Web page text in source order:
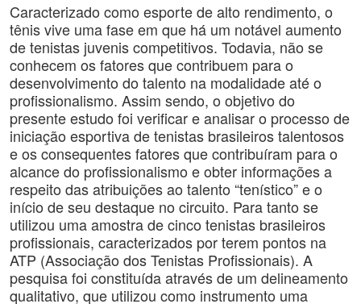
Caracterizado como esporte de alto rendimento, o
tênis vive uma fase em que há um notável aumento
de tenistas juvenis competitivos. Todavia, não se
conhecem os fatores que contribuem para o
desenvolvimento do talento na modalidade até o
profissionalismo. Assim sendo, o objetivo do
presente estudo foi verificar e analisar o processo de
iniciação esportiva de tenistas brasileiros talentosos
e os consequentes fatores que contribuíram para o
alcance do profissionalismo e obter informações a
respeito das atribuições ao talento “tenístico” e o
início de seu destaque no circuito. Para tanto se
utilizou uma amostra de cinco tenistas brasileiros
profissionais, caracterizados por terem pontos na
ATP (Associação dos Tenistas Profissionais). A
pesquisa foi constituída através de um delineamento
qualitativo, que utilizou como instrumento uma